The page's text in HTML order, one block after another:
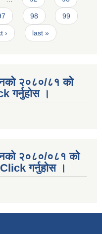
98 99
› last »
२०८०/८१ को
गर्नुहोस ।
२०८०/०८१ को
गर्नुहोस ।